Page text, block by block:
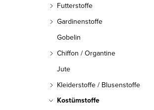
Futterstoffe
Gardinenstoffe
Gobelin
Chiffon / Organtine
Jute
Kleiderstoffe / Blusenstoffe
Kostümstoffe